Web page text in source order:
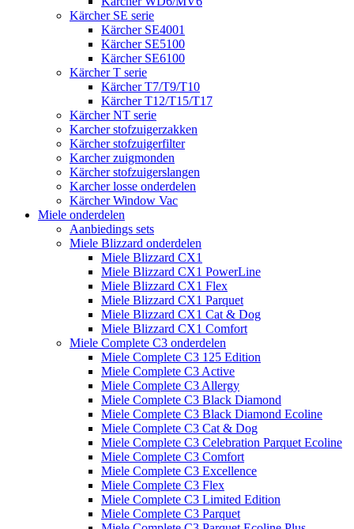
Kärcher SE serie
Kärcher SE4001
Kärcher SE5100
Kärcher SE6100
Kärcher T serie
Kärcher T7/T9/T10
Kärcher T12/T15/T17
Kärcher NT serie
Karcher stofzuigerzakken
Kärcher stofzuigerfilter
Karcher zuigmonden
Kärcher stofzuigerslangen
Karcher losse onderdelen
Kärcher Window Vac
Miele onderdelen
Aanbiedings sets
Miele Blizzard onderdelen
Miele Blizzard CX1
Miele Blizzard CX1 PowerLine
Miele Blizzard CX1 Flex
Miele Blizzard CX1 Parquet
Miele Blizzard CX1 Cat & Dog
Miele Blizzard CX1 Comfort
Miele Complete C3 onderdelen
Miele Complete C3 125 Edition
Miele Complete C3 Active
Miele Complete C3 Allergy
Miele Complete C3 Black Diamond
Miele Complete C3 Black Diamond Ecoline
Miele Complete C3 Cat & Dog
Miele Complete C3 Celebration Parquet Ecoline​
Miele Complete C3 Comfort
Miele Complete C3 Excellence
Miele Complete C3 Flex
Miele Complete C3 Limited Edition
Miele Complete C3 Parquet